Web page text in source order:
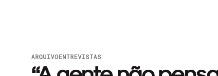
ARQUIVOENTREVISTAS